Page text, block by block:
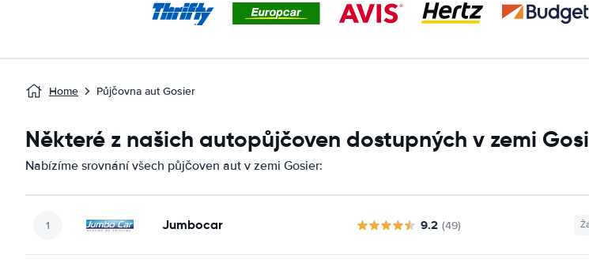
Home Půjčovna aut Gosier
Některé z našich autopůjčoven dostupných v zemi
Nabízíme srovnání všech půjčoven aut v zemi Gosier:
Jumbocar 9.2 (49)